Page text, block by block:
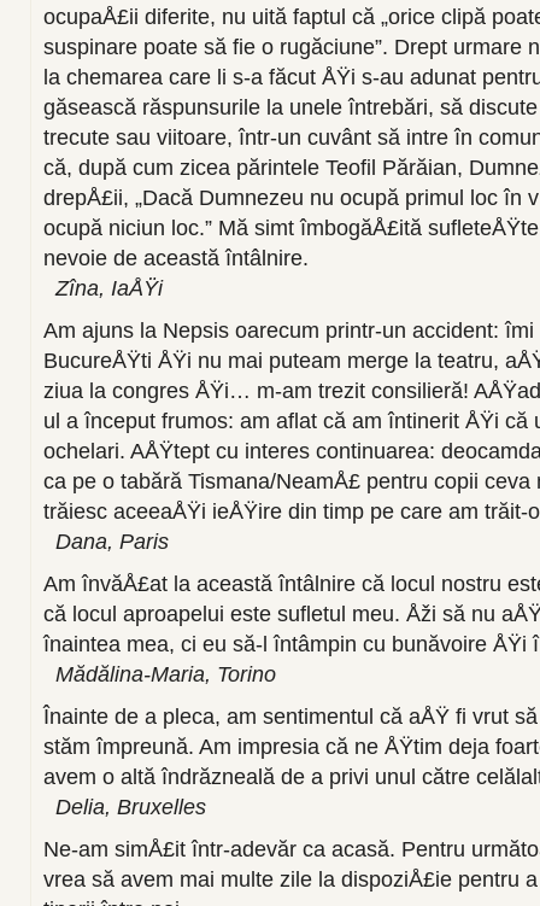
ocupaÅ£ii diferite, nu uită faptul că „orice clipă
suspinare poate să fie o rugăciune”. Drept urmare
la chemarea care li s-a făcut ÅŸi s-au adunat
găsească răspunsurile la unele întrebări, să
trecute sau viitoare, într-un cuvânt să intre în
că, după cum zicea părintele Teofil Părăian,
drepÅ£ii, „Dacă Dumnezeu nu ocupă primul loc în
ocupă niciun loc.” Mă simt îmbogăÅ£ită
nevoie de această întâlnire.
Zîna, IaÅŸi
Am ajuns la Nepsis oarecum printr-un accident:
BucureÅŸti ÅŸi nu mai puteam merge la teatru,
ziua la congres ÅŸi… m-am trezit consilieră!
ul a început frumos: am aflat că am întinerit ÅŸi că
ochelari. AÅŸtept cu interes continuarea:
ca pe o tabără Tismana/NeamÅ£ pentru copii ceva
trăiesc aceeaÅŸi ieÅŸire din timp pe care am trăit-
Dana, Paris
Am învăÅ£at la această întâlnire că locul nostru
că locul aproapelui este sufletul meu. Åži să nu
înaintea mea, ci eu să-l întâmpin cu bunăvoire ÅŸi
Mădălina-Maria, Torino
Înainte de a pleca, am sentimentul că aÅŸ fi vrut
stăm împreună. Am impresia că ne ÅŸtim deja
avem o altă îndrăzneală de a privi unul către
Delia, Bruxelles
Ne-am simÅ£it într-adevăr ca acasă. Pentru
vrea să avem mai multe zile la dispoziÅ£ie pentru